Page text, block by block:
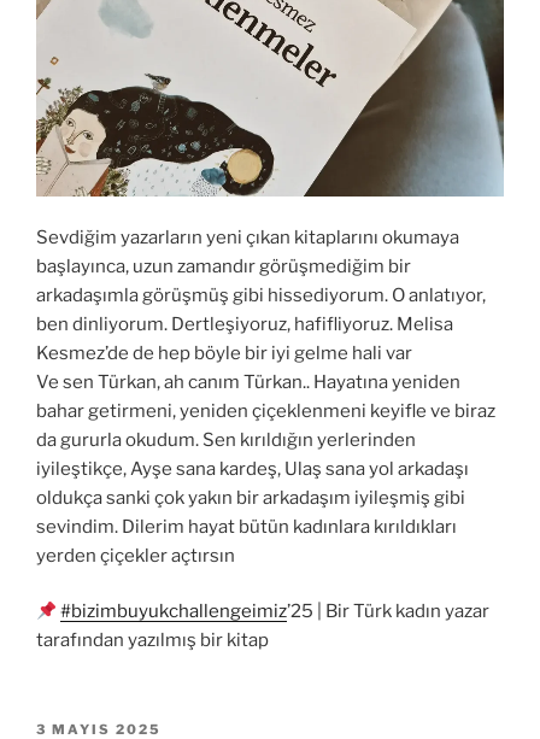
Sevdiğim yazarların yeni çıkan kitaplarını okumaya
başlayınca, uzun zamandır görüşmediğim bir
arkadaşımla görüşmüş gibi hissediyorum. O anlatıyor,
ben dinliyorum. Dertleşiyoruz, hafifliyoruz. Melisa
Kesmez’de de hep böyle bir iyi gelme hali var
Ve sen Türkan, ah canım Türkan.. Hayatına yeniden
bahar getirmeni, yeniden çiçeklenmeni keyifle ve biraz
da gururla okudum. Sen kırıldığın yerlerinden
iyileştikçe, Ayşe sana kardeş, Ulaş sana yol arkadaşı
oldukça sanki çok yakın bir arkadaşım iyileşmiş gibi
sevindim. Dilerim hayat bütün kadınlara kırıldıkları
yerden çiçekler açtırsın
#bizimbuyukchallengeimiz’25 | Bir Türk kadın yazar
tarafından yazılmış bir kitap
YAYIM
3 MAYIS 2025